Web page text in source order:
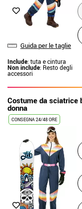
Guida per le taglie
Include: tuta e cintura
Non include: Resto degli
accessori
Costume da sciatrice
donna
CONSEGNA 24/48 ORE